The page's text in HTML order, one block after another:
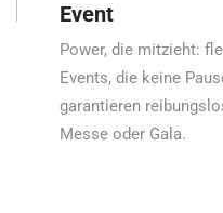
Event
Power, die mitzieht:
Events, die keine
garantieren
Messe oder Gala.